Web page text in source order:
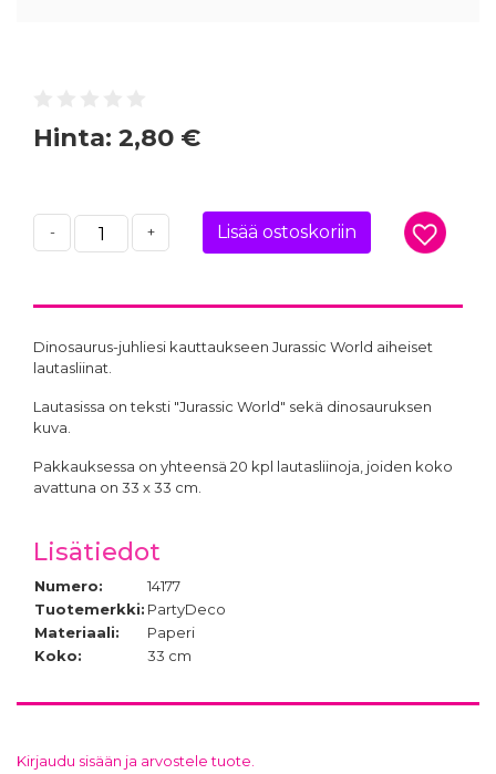
Hinta: 2,80 €
- + Lisää ostoskoriin
Dinosaurus-juhliesi kauttaukseen Jurassic World aiheiset
lautasliinat.
Lautasissa on teksti "Jurassic World" sekä dinosauruksen
kuva.
Pakkauksessa on yhteensä 20 kpl lautasliinoja, joiden koko
avattuna on 33 x 33 cm.
Lisätiedot
Numero:
14177
Tuotemerkki: PartyDeco
Materiaali:
Paperi
Koko:
33 cm
Kirjaudu sisään ja arvostele tuote.